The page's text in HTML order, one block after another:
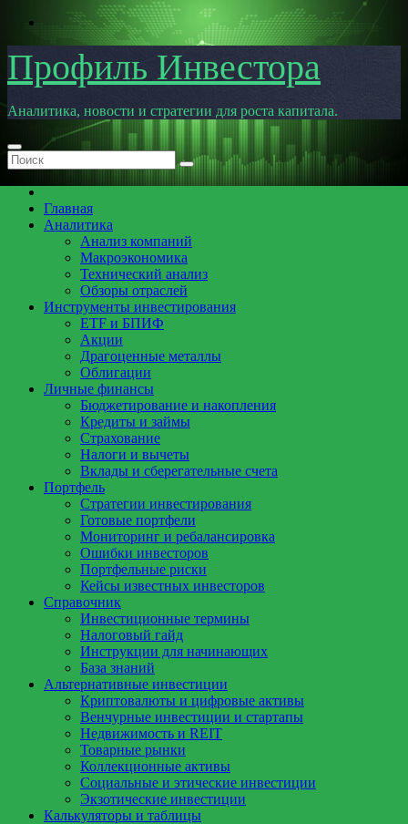
Перейти
содержимому
Профиль Инвестора
Аналитика, новости и стратегии для роста капитала.
Главная
Аналитика
Анализ компаний
Макроэкономика
Технический анализ
Обзоры отраслей
Инструменты инвестирования
ETF и БПИФ
Акции
Драгоценные металлы
Облигации
Личные финансы
Бюджетирование и накопления
Кредиты и займы
Страхование
Налоги и вычеты
Вклады и сберегательные счета
Портфель
Стратегии инвестирования
Готовые портфели
Мониторинг и ребалансировка
Ошибки инвесторов
Портфельные риски
Кейсы известных инвесторов
Справочник
Инвестиционные термины
Налоговый гайд
Инструкции для начинающих
База знаний
Альтернативные инвестиции
Криптовалюты и цифровые активы
Венчурные инвестиции и стартапы
Недвижимость и REIT
Товарные рынки
Коллекционные активы
Социальные и этические инвестиции
Экзотические инвестиции
Калькуляторы и таблицы